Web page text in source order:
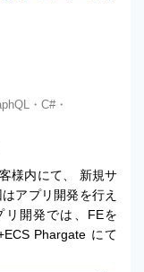
・C#・
様内にて、 新規サ
アプリ開発を行え
開発では、FEを
Phargate にて